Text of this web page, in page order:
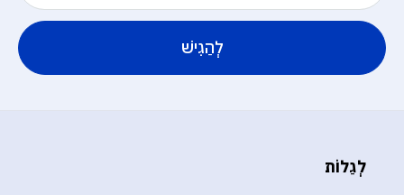
לְהַגִישׁ
לְגַלוֹת